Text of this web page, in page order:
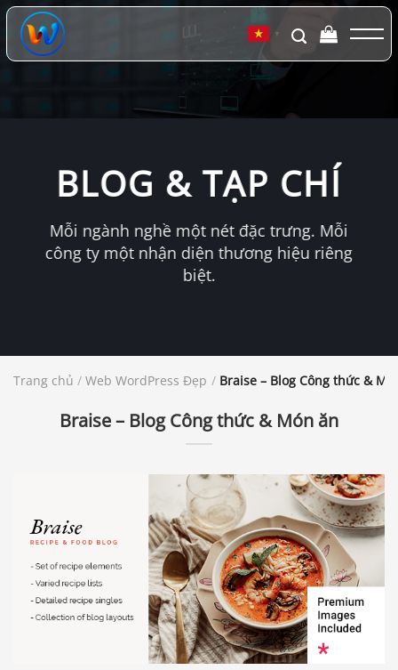
Chuyển
đến
dung
▼
BLOG & TẠP CHÍ
Mỗi ngành nghề một nét đặc trưng. Mỗi
công ty một nhận diện thương hiệu riêng
biệt.
Trang chủ / Web WordPress Đẹp / Braise – Blog Công thức &
Braise – Blog Công thức & Món ăn